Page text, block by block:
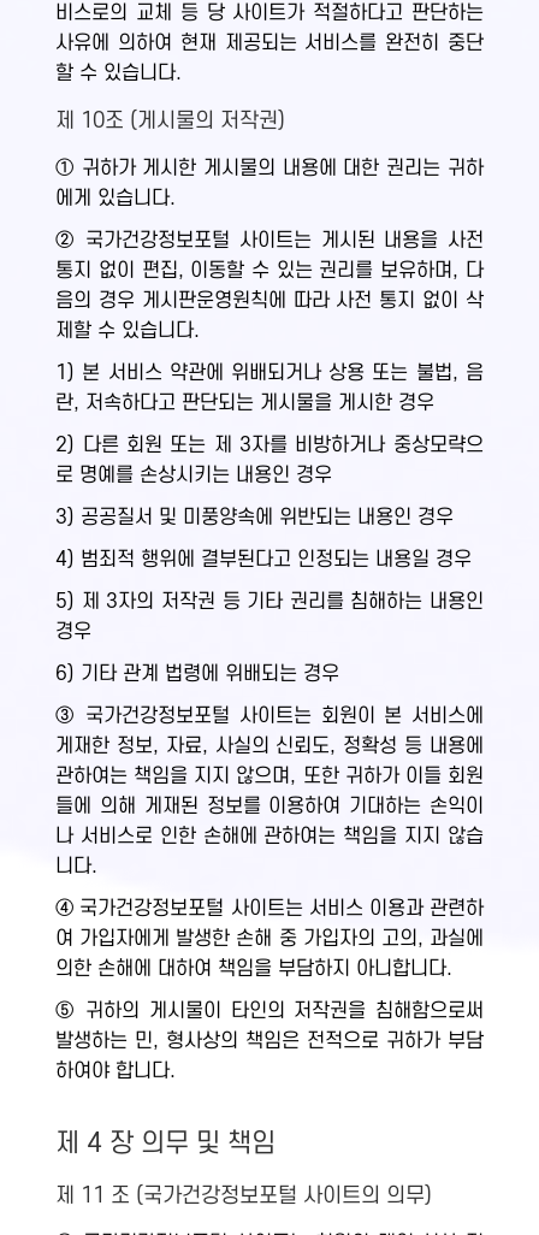
비스로의 교체 등 당 사이트가 적절하다고 판단하는
사유에 의하여 현재 제공되는 서비스를 완전히 중단
할 수 있습니다.
제 10조 (게시물의 저작권)
① 귀하가 게시한 게시물의 내용에 대한 권리는 귀하
에게 있습니다.
② 국가건강정보포털 사이트는 게시된 내용을 사전
통지 없이 편집, 이동할 수 있는 권리를 보유하며, 다
음의 경우 게시판운영원칙에 따라 사전 통지 없이 삭
제할 수 있습니다.
1) 본 서비스 약관에 위배되거나 상용 또는 불법, 음
란, 저속하다고 판단되는 게시물을 게시한 경우
2) 다른 회원 또는 제 3자를 비방하거나 중상모략으
로 명예를 손상시키는 내용인 경우
3) 공공질서 및 미풍양속에 위반되는 내용인 경우
4) 범죄적 행위에 결부된다고 인정되는 내용일 경우
5) 제 3자의 저작권 등 기타 권리를 침해하는 내용인
경우
6) 기타 관계 법령에 위배되는 경우
③ 국가건강정보포털 사이트는 회원이 본 서비스에
게재한 정보, 자료, 사실의 신뢰도, 정확성 등 내용에
관하여는 책임을 지지 않으며, 또한 귀하가 이들 회원
들에 의해 게재된 정보를 이용하여 기대하는 손익이
나 서비스로 인한 손해에 관하여는 책임을 지지 않습
니다.
④ 국가건강정보포털 사이트는 서비스 이용과 관련하
여 가입자에게 발생한 손해 중 가입자의 고의, 과실에
의한 손해에 대하여 책임을 부담하지 아니합니다.
⑤ 귀하의 게시물이 타인의 저작권을 침해함으로써
발생하는 민, 형사상의 책임은 전적으로 귀하가 부담
하여야 합니다.
제 4 장 의무 및 책임
제 11 조 (국가건강정보포털 사이트의 의무)